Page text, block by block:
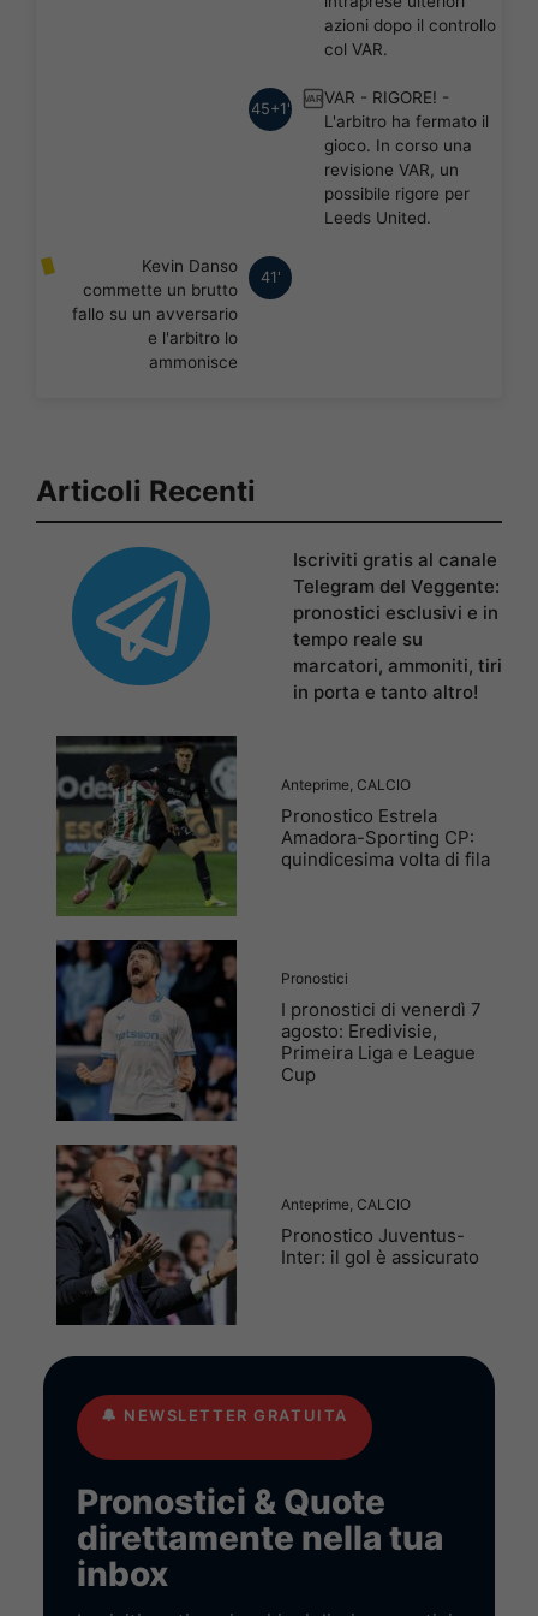
azioni dopo il controllo
col VAR.
45+1'
VAR VAR - RIGORE! -
L'arbitro ha fermato il
gioco. In corso una
revisione VAR, un
possibile rigore per
Leeds United.
41'
Kevin Danso
commette un brutto
fallo su un avversario
e l'arbitro lo
ammonisce
Articoli Recenti
Iscriviti gratis al canale
Telegram del Veggente:
pronostici esclusivi e in
tempo reale su
marcatori, ammoniti, tiri
in porta e tanto altro!
Anteprime, CALCIO
Pronostico Estrela
Amadora-Sporting CP:
quindicesima volta di fila
Pronostici
I pronostici di venerdì 7
agosto: Eredivisie,
Primeira Liga e League
Cup
Anteprime, CALCIO
Pronostico Juventus-
Inter: il gol è assicurato
🔔 NEWSLETTER GRATUITA
Pronostici & Quote
direttamente nella tua
inbox